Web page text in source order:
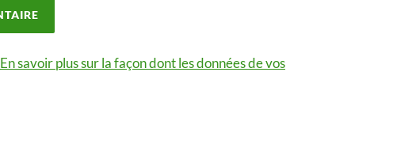
En savoir plus sur la façon dont les données de vos